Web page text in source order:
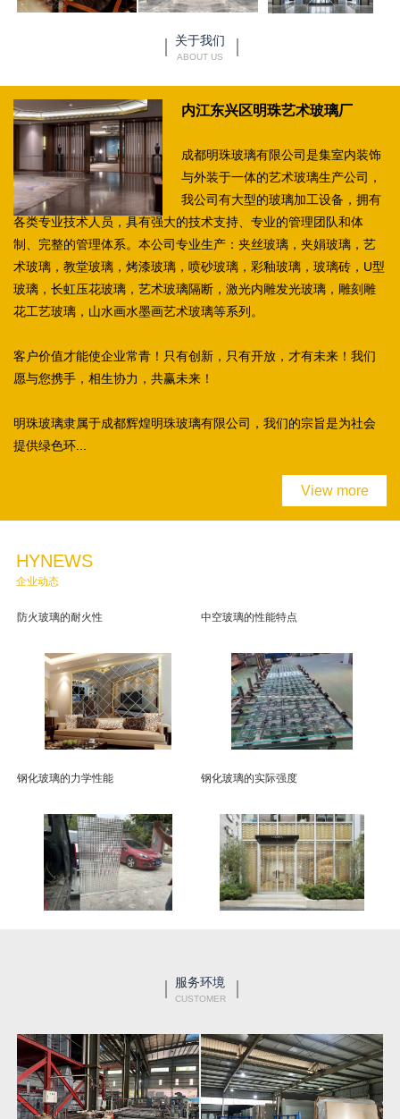
关于我们
ABOUT US
内江东兴区明珠艺术玻璃厂
成都明珠玻璃有限公司是集室内装饰
与外装于一体的艺术玻璃生产公司，
我公司有大型的玻璃加工设备，拥有
各类专业技术人员，具有强大的技术支持、专业的管理团队和体
制、完整的管理体系。本公司专业生产：夹丝玻璃，夹娟玻璃，艺
术玻璃，教堂玻璃，烤漆玻璃，喷砂玻璃，彩釉玻璃，玻璃砖，U型
玻璃，长虹压花玻璃，艺术玻璃隔断，激光内雕发光玻璃，雕刻雕
花工艺玻璃，山水画水墨画艺术玻璃等系列。
客户价值才能使企业常青！只有创新，只有开放，才有未来！我们
愿与您携手，相生协力，共赢未来！
明珠玻璃隶属于成都辉煌明珠玻璃有限公司，我们的宗旨是为社会
提供绿色环...
View more
HYNEWS
企业动态
防火玻璃的耐火性 中空玻璃的性能特点
钢化玻璃的力学性能 钢化玻璃的实际强度
服务环境
CUSTOMER